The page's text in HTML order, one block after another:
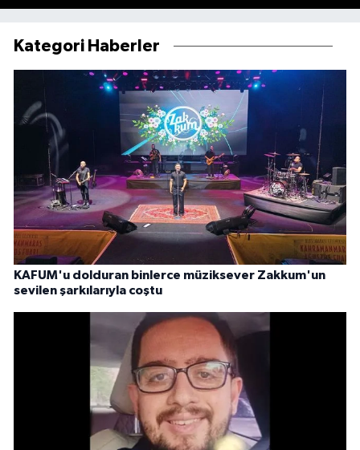
Kategori Haberler
KAFUM'u dolduran binlerce müziksever Zakkum'un
sevilen şarkılarıyla coştu